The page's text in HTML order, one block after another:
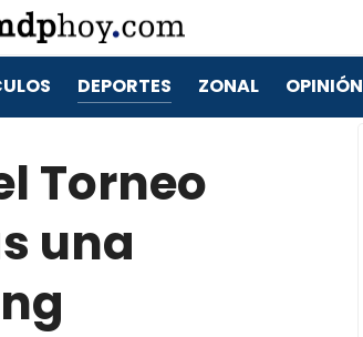
DEPORTES ZONAL OPINIÓN
Torneo
una